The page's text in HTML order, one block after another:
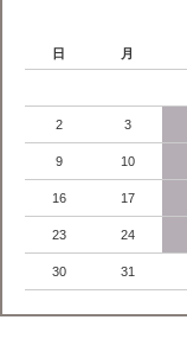
日 月
2 3
9 10
16 17
23 24
30 31